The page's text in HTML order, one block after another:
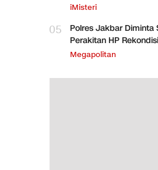
iMisteri
05
Polres Jakbar Diminta
Perakitan HP
Megapolitan